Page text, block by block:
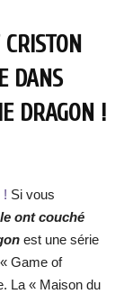
DANS
DRAGON !
! Si vous
ont couché
est une série
Game of
La « Maison du